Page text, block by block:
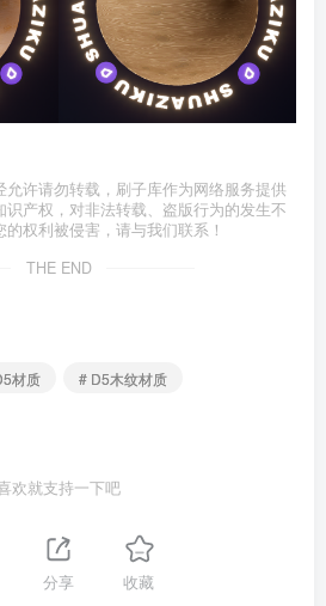
许请勿转载，刷子库作为网络服务提供
产权，对非法转载、盗版行为的发生不
权利被侵害，请与我们联系！
THE END
材质
# D5木纹材质
欢就支持一下吧
分享 收藏